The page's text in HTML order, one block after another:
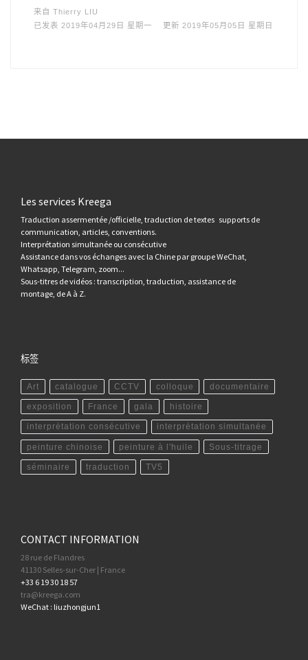
来自Thierry LIU
已发表 2019年04月29日 星期一 更新 2019年05月05日 星期日
Les services Kreega
Traduction assermentée /officielle, traduction de textes supports de
communication, articles, conventions.
Interprétation simultanée ou consécutive
Assistance dans vos échanges avec la Chine par groupe WeChat,
Whatsapp, Telegram, zoom...
Sous-titres de vidéos : transcription, traduction, assistance de
montage, de A à Z.
标签
Art catalogue CCTV colloque documentaire
exposition France gala histoire
interprétation consécutive interprétation simultanée
peinture chinoise peinture à l'huile Sous-titrage
séminaire traduction TV5
CONTACT INFORMATION
28 rue de Flandres
41130 Selles-sur-Cher | France
+33 6 19 30 18 57
tra@kreega.com
WeChat : liuzhongjun1